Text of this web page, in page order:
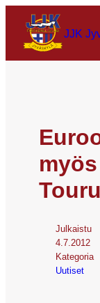
JJK
Julkaistu
4.7.2012
Kategoria
Uutiset